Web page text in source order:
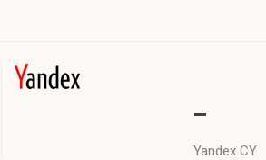
-
Yandex CY